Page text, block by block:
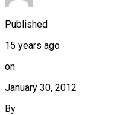
Published
15 years ago
on
January 30, 2012
By